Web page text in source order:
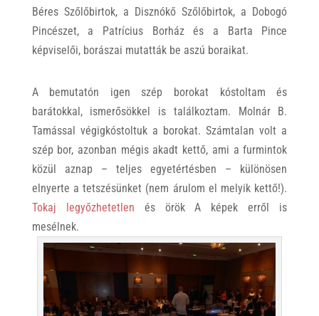
Béres Szőlőbirtok, a Disznókő Szőlőbirtok, a Dobogó
Pincészet, a Patrícius Borház és a Barta Pince
képviselői, borászai mutatták be aszú boraikat.
A bemutatón igen szép borokat kóstoltam és
barátokkal, ismerősökkel is találkoztam. Molnár B.
Tamással végigkóstoltuk a borokat. Számtalan volt a
szép bor, azonban mégis akadt kettő, ami a furmintok
közül aznap – teljes egyetértésben – különösen
elnyerte a tetszésünket (nem árulom el melyik kettő!).
Tokaj legyőzhetetlen és örök A képek erről is
mesélnek.